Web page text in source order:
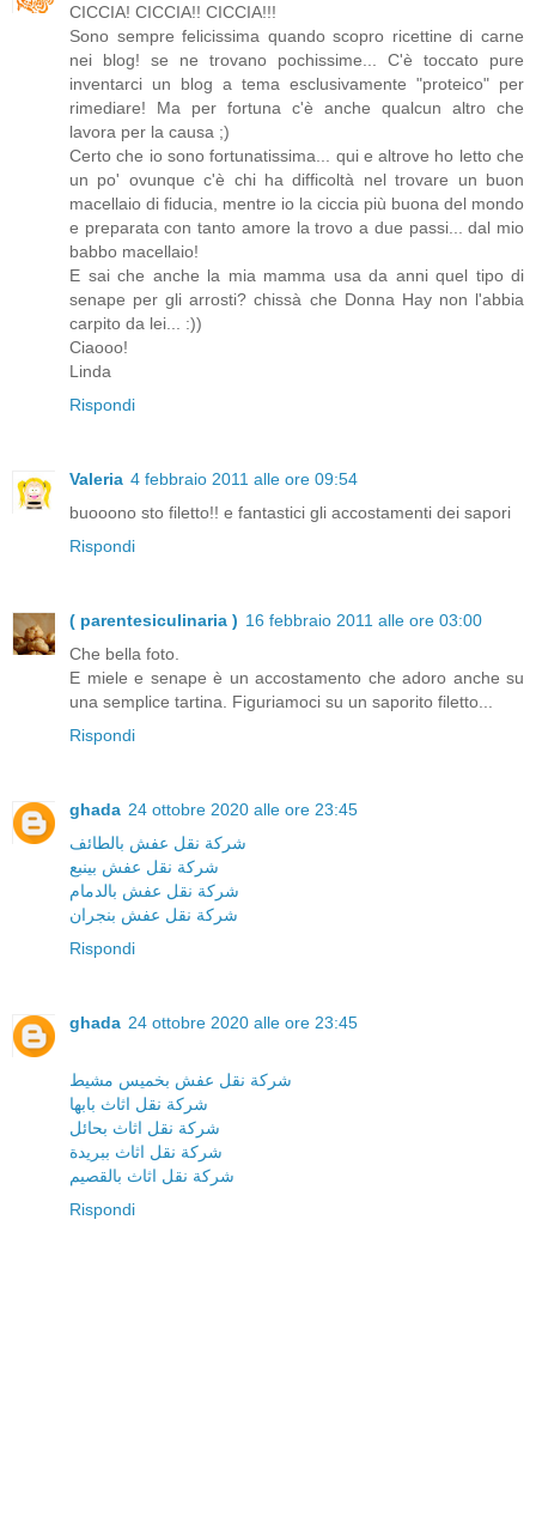
CICCIA! CICCIA!! CICCIA!!!
Sono sempre felicissima quando scopro ricettine di carne
nei blog! se ne trovano pochissime... C'è toccato pure
inventarci un blog a tema esclusivamente "proteico" per
rimediare! Ma per fortuna c'è anche qualcun altro che
lavora per la causa ;)
Certo che io sono fortunatissima... qui e altrove ho letto che
un po' ovunque c'è chi ha difficoltà nel trovare un buon
macellaio di fiducia, mentre io la ciccia più buona del mondo
e preparata con tanto amore la trovo a due passi... dal mio
babbo macellaio!
E sai che anche la mia mamma usa da anni quel tipo di
senape per gli arrosti? chissà che Donna Hay non l'abbia
carpito da lei... :))
Ciaooo!
Linda
Rispondi
Valeria 4 febbraio 2011 alle ore 09:54
buooono sto filetto!! e fantastici gli accostamenti dei sapori
Rispondi
( parentesiculinaria ) 16 febbraio 2011 alle ore 03:00
Che bella foto.
E miele e senape è un accostamento che adoro anche su
una semplice tartina. Figuriamoci su un saporito filetto...
Rispondi
ghada 24 ottobre 2020 alle ore 23:45
شركة نقل عفش بالطائف
شركة نقل عفش بينبع
شركة نقل عفش بالدمام
شركة نقل عفش بنجران
Rispondi
ghada 24 ottobre 2020 alle ore 23:45
شركة نقل عفش بخميس مشيط
شركة نقل اثاث بابها
شركة نقل اثاث بحائل
شركة نقل اثاث ببريدة
شركة نقل اثاث بالقصيم
Rispondi